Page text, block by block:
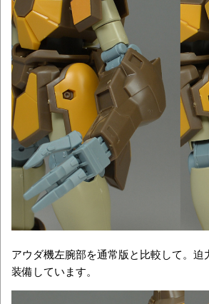
アウダ機左腕部を通常版と比較して。迫
装備しています。